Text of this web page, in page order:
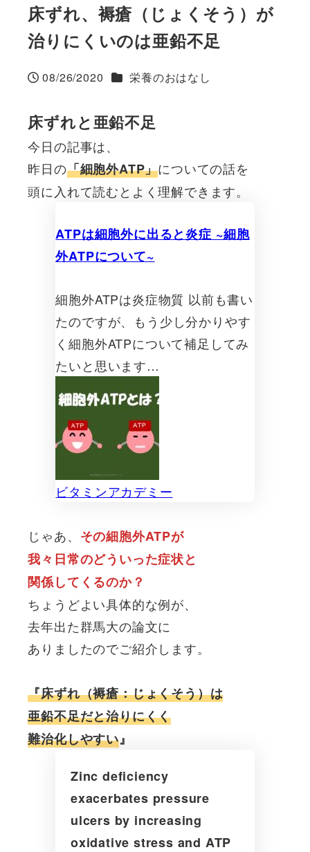
床ずれ、褥瘡（じょくそう）が
治りにくいのは亜鉛不足
投稿日
08/26/2020 カテゴリー
栄養のおはなし
床ずれと亜鉛不足
今日の記事は、
昨日の「細胞外ATP」についての話を
頭に入れて読むとよく理解できます。
ATPは細胞外に出ると炎症 ~細胞
外ATPについて~
細胞外ATPは炎症物質 以前も書い
たのですが、もう少し分かりやす
く細胞外ATPについて補足してみ
たいと思います…
ビタミンアカデミー
じゃあ、 その細胞外ATPが
我々日常のどういった症状と
関係してくるのか？
ちょうどよい具体的な例が、
去年出た群馬大の論文に
ありましたのでご紹介します。
『床ずれ（褥瘡：じょくそう）は
亜鉛不足だと治りにくく
難治化しやすい』
Zinc deficiency
exacerbates pressure
ulcers by increasing
oxidative stress and ATP